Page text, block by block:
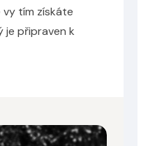
tím získáte
je připraven k